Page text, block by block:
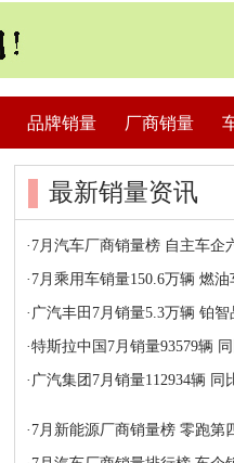
品牌销量 厂商销量
最新销量资讯
· 7月汽车厂商销量榜 自主车企
· 7月乘用车销量150.6万辆 燃油
· 广汽丰田7月销量5.3万辆 铂智
·特斯拉中国7月销量93579辆
· 广汽集团7月销量112934辆 同
· 7月新能源厂商销量榜 零跑第